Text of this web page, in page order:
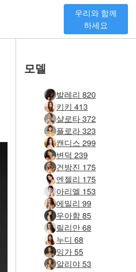
우리와 함께
하세요
모델
발레리 820
키키 413
샬로타 372
플로라 323
캔디스 299
변덕 239
건방진 175
엔젤리 175
아리엘 153
에밀리 99
우아함 85
릴리안 68
누디 68
잉가 55
알리야 53